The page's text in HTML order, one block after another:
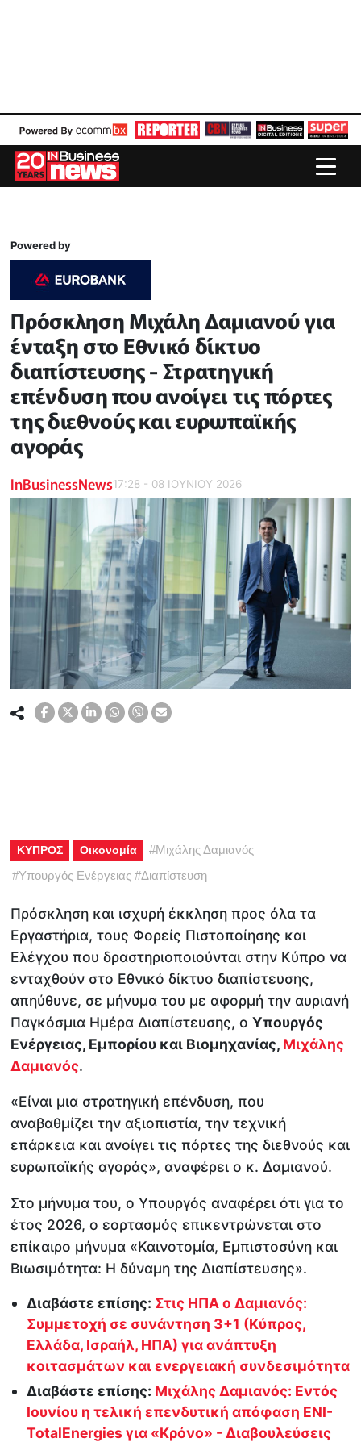
Powered by
Πρόσκληση Μιχάλη Δαμιανού για
ένταξη στο Εθνικό δίκτυο
διαπίστευσης - Στρατηγική
επένδυση που ανοίγει τις πόρτες
της διεθνούς και ευρωπαϊκής
αγοράς
InBusinessNews17:28 - 08 ΙΟΥΝΙΟΥ 2026
ΚΥΠΡΟΣ Οικονομία #Μιχάλης Δαμιανός
#Υπουργός Ενέργειας #Διαπίστευση
Πρόσκληση και ισχυρή έκκληση προς όλα τα
Εργαστήρια, τους Φορείς Πιστοποίησης και
Ελέγχου που δραστηριοποιούνται στην Κύπρο να
ενταχθούν στο Εθνικό δίκτυο διαπίστευσης,
απηύθυνε, σε μήνυμα του με αφορμή την αυριανή
Παγκόσμια Ημέρα Διαπίστευσης, οΥπουργός
Ενέργειας, Εμπορίου και Βιομηχανίας, Μιχάλης
Δαμιανός.
«Είναι μια στρατηγική επένδυση, που
αναβαθμίζει την αξιοπιστία, την τεχνική
επάρκεια και ανοίγει τις πόρτες της διεθνούς και
ευρωπαϊκής αγοράς», αναφέρει ο κ. Δαμιανού.
Στο μήνυμα του, ο Υπουργός αναφέρει ότι για το
έτος 2026, ο εορτασμός επικεντρώνεται στο
επίκαιρο μήνυμα «Καινοτομία, Εμπιστοσύνη και
Βιωσιμότητα: Η δύναμη της Διαπίστευσης».
Διαβάστε επίσης: Στις ΗΠΑ ο Δαμιανός:
Συμμετοχή σε συνάντηση 3+1 (Κύπρος,
Ελλάδα, Ισραήλ, ΗΠΑ) για ανάπτυξη
κοιτασμάτων και ενεργειακή συνδεσιμότητα
Διαβάστε επίσης: Μιχάλης Δαμιανός: Εντός
Ιουνίου η τελική επενδυτική απόφαση ENI-
TotalEnergies για «Κρόνο» - Διαβουλεύσεις